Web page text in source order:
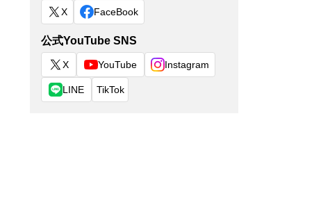
X FaceBook
公式YouTube SNS
X YouTube Instagram
LINE TikTok